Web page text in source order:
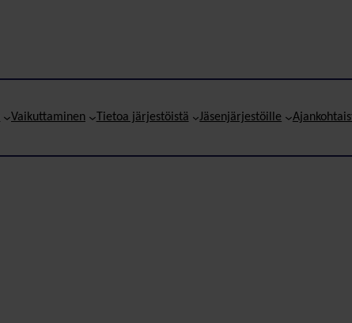
Vaikuttaminen Tietoa järjestöistä Jäsenjärjestöille